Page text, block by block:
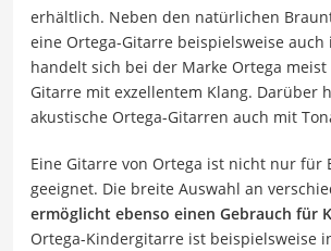
erhältlich. Neben den natürlichen
eine Ortega-Gitarre beispielsweise auch
handelt sich bei der Marke Ortega
Gitarre mit exzellentem Klang. Darüber
akustische Ortega-Gitarren auch mit
Eine Gitarre von Ortega ist nicht nur für
geeignet. Die breite Auswahl an
ermöglicht ebenso einen Gebrauch für
Ortega-Kindergitarre ist beispielsweise